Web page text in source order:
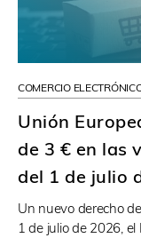
COMERCIO
Unión
de 3 € en las
del 1 de julio
Un nuevo derecho
1 de julio de 2026,